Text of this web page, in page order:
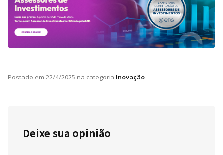
Postado em 22/4/2025 na categoria Inovação
Deixe sua opinião